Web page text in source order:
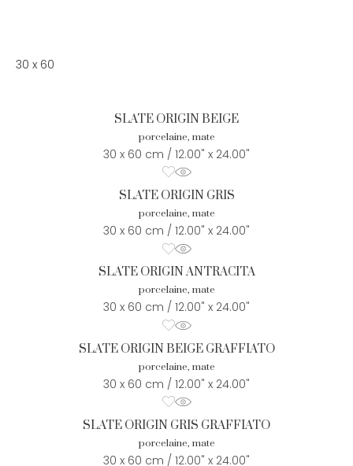
30 x 60
SLATE ORIGIN BEIGE
porcelaine, mate
30 x 60 cm / 12.00" x 24.00"
SLATE ORIGIN GRIS
porcelaine, mate
30 x 60 cm / 12.00" x 24.00"
SLATE ORIGIN ANTRACITA
porcelaine, mate
30 x 60 cm / 12.00" x 24.00"
SLATE ORIGIN BEIGE GRAFFIATO
porcelaine, mate
30 x 60 cm / 12.00" x 24.00"
SLATE ORIGIN GRIS GRAFFIATO
porcelaine, mate
30 x 60 cm / 12.00" x 24.00"